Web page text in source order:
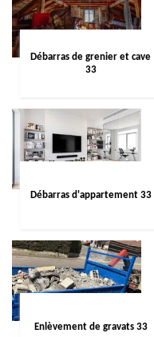
Débarras de grenier et cave
33
Débarras d'appartement 33
Enlèvement de gravats 33